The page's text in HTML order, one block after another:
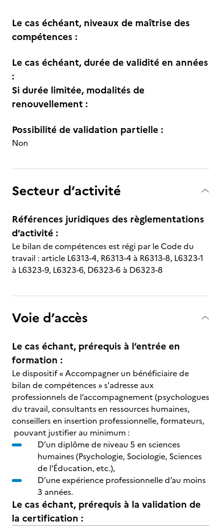
Le cas échéant, niveaux de maîtrise des
compétences :
Le cas échéant, durée de validité en années
:
Si durée limitée, modalités de
renouvellement :
Possibilité de validation partielle :
Non
Secteur d’activité
Références juridiques des règlementations
d’activité :
Le bilan de compétences est régi par le Code du
travail : article L6313-4, R6313-4 à R6313-8, L6323-1
à L6323-9, L6323-6, D6323-6 à D6323-8
Voie d’accès
Le cas échant, prérequis à l’entrée en
formation :
Le dispositif « Accompagner un bénéficiaire de
bilan de compétences » s'adresse aux
professionnels de l’accompagnement (psychologues
du travail, consultants en ressources humaines,
conseillers en insertion professionnelle, formateurs,
pouvant justifier au minimum :
D’un diplôme de niveau 5 en sciences
humaines (Psychologie, Sociologie, Sciences
de l’Éducation, etc.),
D’une expérience professionnelle d’au moins
3 années.
Le cas échant, prérequis à la validation de
la certification :